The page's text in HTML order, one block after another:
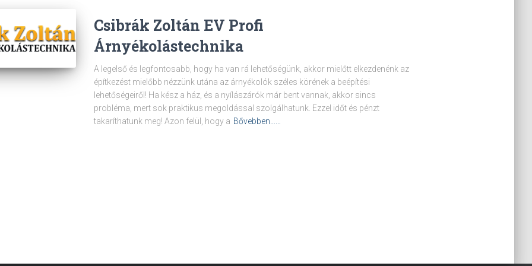
Csibrák Zoltán EV Profi
Árnyékolástechnika
A legelső és legfontosabb, hogy ha van rá lehetőségünk, akkor mielőtt elkezdenénk az
építkezést mielőbb nézzünk utána az árnyékolók széles körének a beépítési
lehetőségeiről! Ha kész a ház, és a nyílászárók már bent vannak, akkor sincs
probléma, mert sok praktikus megoldással szolgálhatunk. Ezzel időt és pénzt
takaríthatunk meg! Azon felül, hogy a Bővebben……